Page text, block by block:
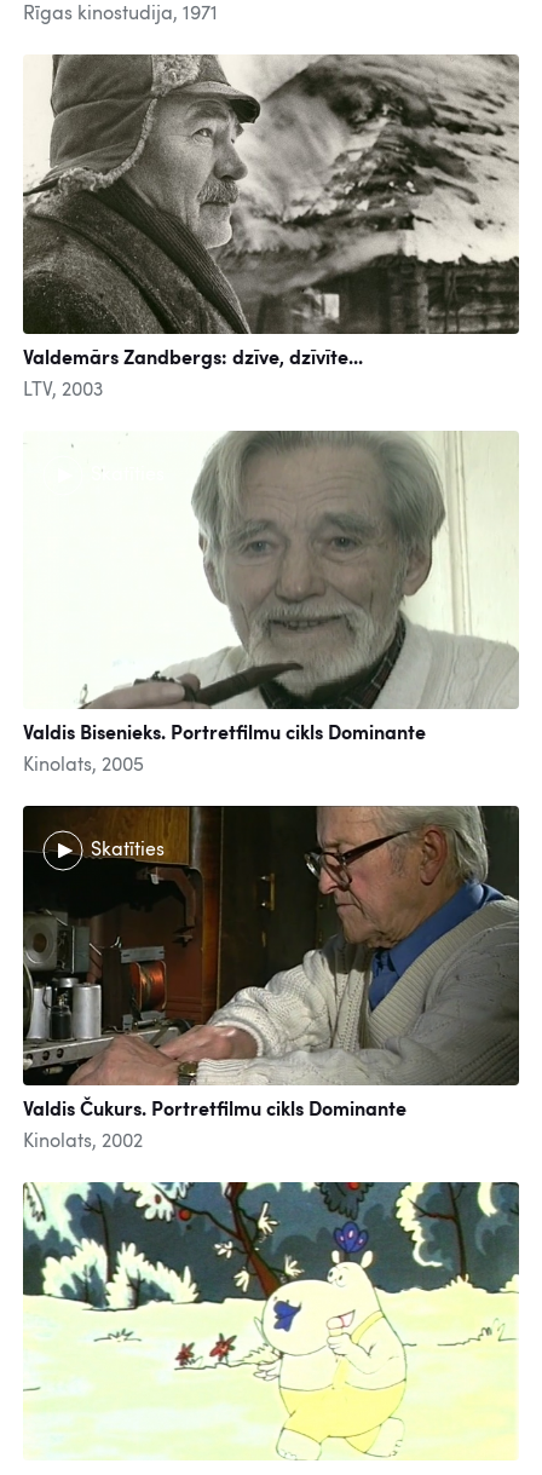
Rīgas kinostudija, 1971
Valdemārs Zandbergs: dzīve, dzīvīte...
LTV, 2003
Skatīties
Valdis Bisenieks. Portretfilmu cikls Dominante
Kinolats, 2005
Skatīties
Valdis Čukurs. Portretfilmu cikls Dominante
Kinolats, 2002